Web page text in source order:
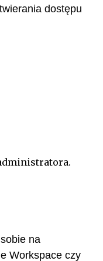
dostępu
na
Workspace czy